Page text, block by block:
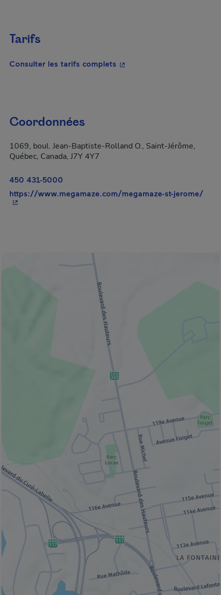
Tarifs
Consulter les tarifs complets - Cet hyperlien s'ouvrira
Coordonnées
1069, boul. Jean-Baptiste-Rolland O., Saint-Jérôme,
Québec, Canada, J7Y 4Y7
450 431-5000
https://www.megamaze.com/megamaze-st-jerome/-